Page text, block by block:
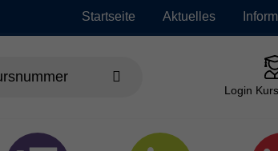
Startseite Aktuelles
Login